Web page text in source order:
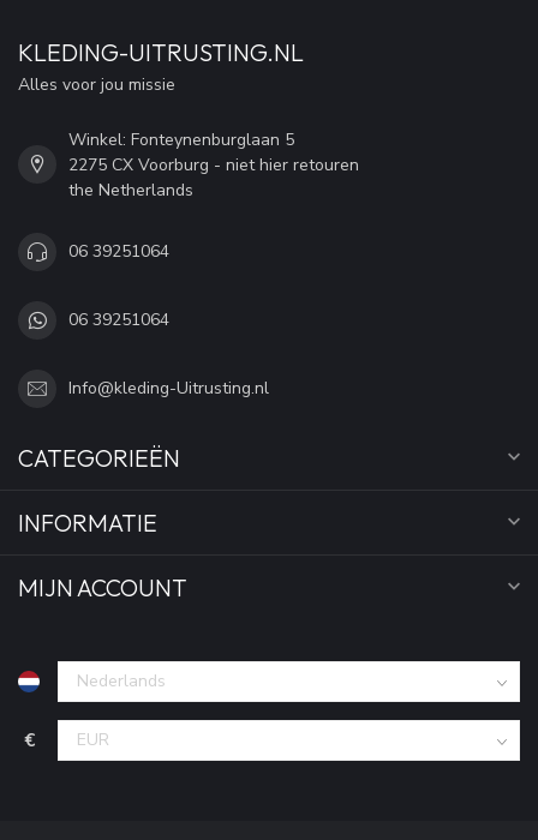
KLEDING-UITRUSTING.NL
Alles voor jou missie
Winkel: Fonteynenburglaan 5
2275 CX Voorburg - niet hier retouren
the Netherlands
06 39251064
06 39251064
Info@kleding-Uitrusting.nl
CATEGORIEËN
INFORMATIE
MIJN ACCOUNT
€